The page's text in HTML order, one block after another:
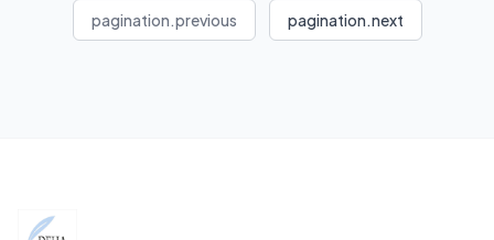
pagination.previous pagination.next